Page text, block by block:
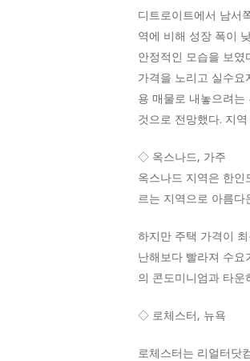
디트로이트에서 남서
역에 비해 성장 폭이
안정적인 모습을 보
가격을 노리고 실수요
용 매물로 내놓으려
것으로 전망했다. 지
◇ 옥스나드, 가주
옥스나드 지역은 한
르는 지역으로 아름
하지만 주택 가격이
난해보다 빨라져 수
의 콘도미니엄과 타
◇ 로체스터, 뉴욕
로체스터는 리얼터닷